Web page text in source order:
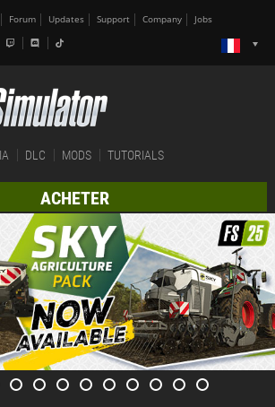
Forum Updates Support Company Jobs
DLC MODS TUTORIALS
ACHETER